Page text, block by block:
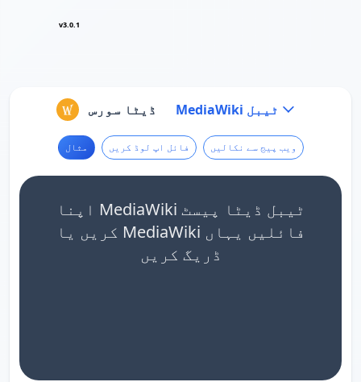
v3.0.1
ڈیٹا سورس MediaWiki ٹیبل
مثال فائل اپ لوڈ کریں ویب پیج سے نکالیں
اپنا MediaWiki ٹیبل ڈیٹا پیسٹ
کریں یا MediaWiki فائلیں یہاں
ڈریگ کریں